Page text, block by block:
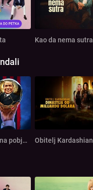
Kao da nema sutra
Berlusconi: Osuđen na pobjedu